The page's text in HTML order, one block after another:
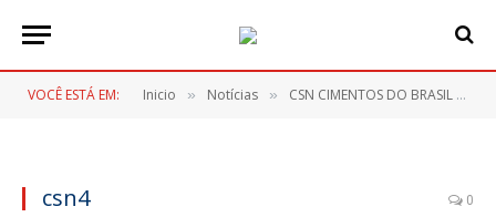
VOCÊ ESTÁ EM: Inicio » Notícias » CSN CIMENTOS DO BRASIL S.A REALIZA REUNIÃO TÉCNICA EM ITAPERUÇU.
csn4 0